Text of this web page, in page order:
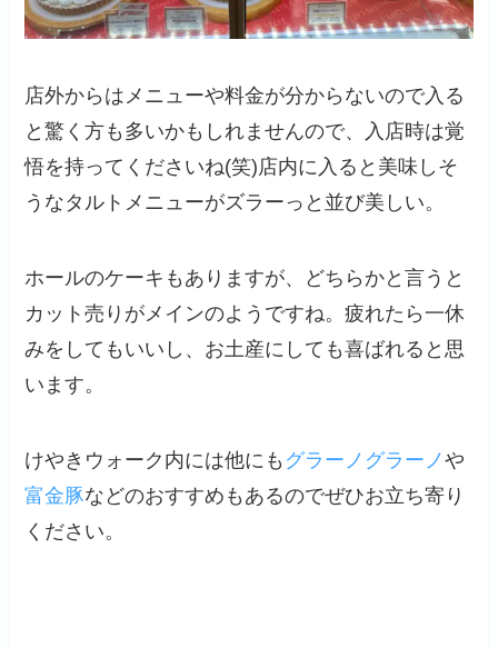
店外からはメニューや料金が分からないので入る
と驚く方も多いかもしれませんので、入店時は覚
悟を持ってくださいね(笑)店内に入ると美味しそ
うなタルトメニューがズラーっと並び美しい。
ホールのケーキもありますが、どちらかと言うと
カット売りがメインのようですね。疲れたら一休
みをしてもいいし、お土産にしても喜ばれると思
います。
けやきウォーク内には他にも グラーノグラーノや
富金豚などのおすすめもあるのでぜひお立ち寄り
ください。